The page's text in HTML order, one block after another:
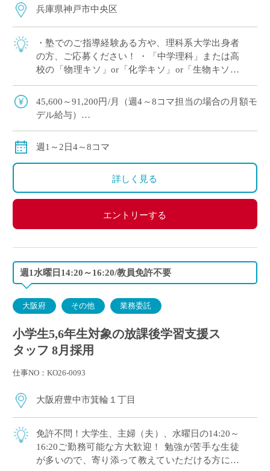
兵庫県神戸市中央区
・塾でのご指導経験ある方や、理科系大学出身者
の方、ご応募ください！ ・「中学理科」または高
校の「物理キソ」or「化学キソ」or「生物キソ」
問（臨時免許・特別免許等 発行予定 […]
45,600～91,200円/月（週4～8コマ担当の場合の月額モ
デル給与）
※ご勤務スタート時期によって、初月の給与は日割計
週1～2日4～8コマ
詳しく見る
エントリーする
週1水曜日14:20～16:20/教員免許不要
大阪府 その他 業務委託
小学生5,6年生対象の放課後学習支援ス
タッフ 8月採用
仕事NO：KO26-0093
大阪府豊中市箕輪１丁目
免許不問！大学生、主婦（夫）、水曜日の14:20～
16:20ご勤務可能な方大歓迎！ 勉強が苦手な生徒
が多いので、寄り添って教えていただける方にオ